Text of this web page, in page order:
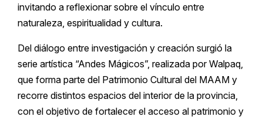
invitando a reflexionar sobre el vínculo entre
naturaleza, espiritualidad y cultura.
Del diálogo entre investigación y creación surgió la
serie artística “Andes Mágicos”, realizada por Walpaq,
que forma parte del Patrimonio Cultural del MAAM y
recorre distintos espacios del interior de la provincia,
con el objetivo de fortalecer el acceso al patrimonio y